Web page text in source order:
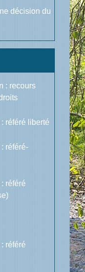
décision du
: recours
référé liberté
référé-
référé
référé